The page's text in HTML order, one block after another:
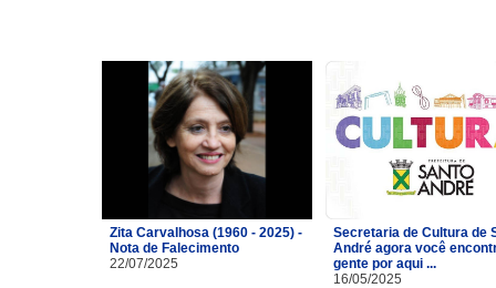
Zita Carvalhosa (1960 - 2025) -
Nota de Falecimento
22/07/2025
Secretaria de Cultura de
André agora você
gente por aqui ...
16/05/2025